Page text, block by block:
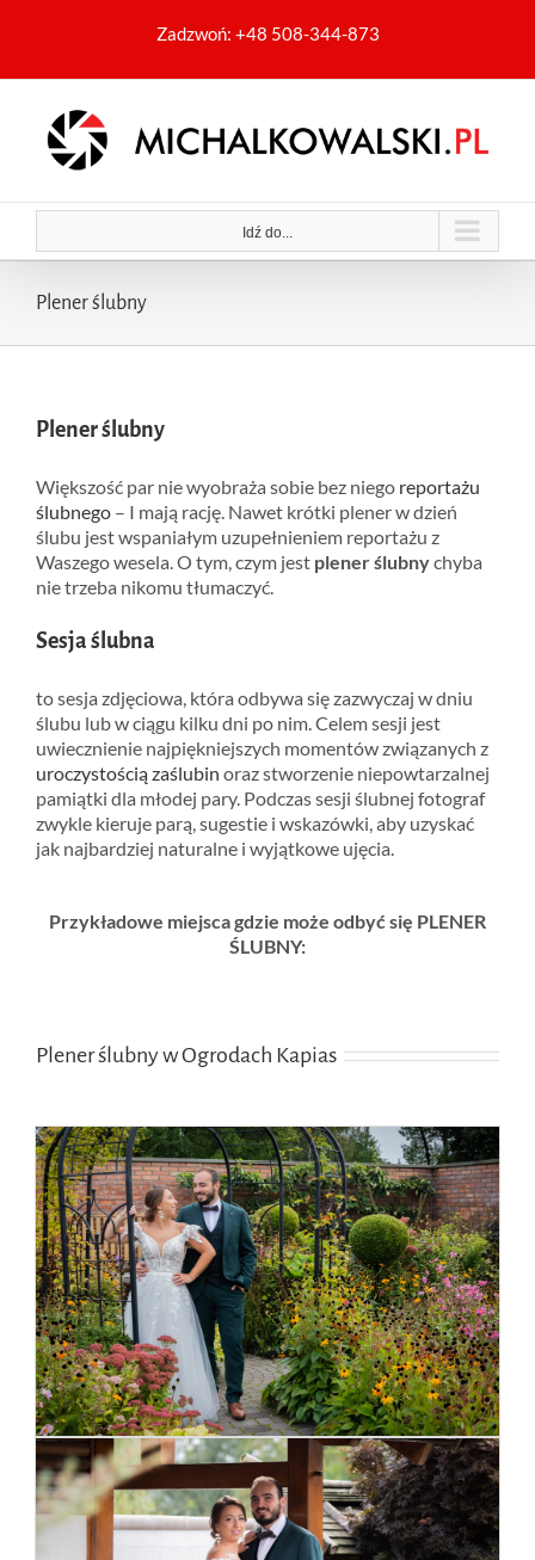
Zadzwoń: +48 508-344-873
Idź do...
Plener ślubny
Plener ślubny
Większość par nie wyobraża sobie bez niego reportażu
ślubnego– I mają rację. Nawet krótki plener w dzień
ślubu jest wspaniałym uzupełnieniem reportażu z
Waszego wesela. O tym, czym jest plener ślubnychyba
nie trzeba nikomu tłumaczyć.
Sesja ślubna
to sesja zdjęciowa, która odbywa się zazwyczaj w dniu
ślubu lub w ciągu kilku dni po nim. Celem sesji jest
uwiecznienie najpiękniejszych momentów związanych z
uroczystością zaślubin oraz stworzenie niepowtarzalnej
pamiątki dla młodej pary. Podczas sesji ślubnej fotograf
zwykle kieruje parą, sugestie i wskazówki, aby uzyskać
jak najbardziej naturalne i wyjątkowe ujęcia.
Przykładowe miejsca gdzie może odbyć się PLENER
ŚLUBNY:
Plener ślubny wOgrodach Kapias